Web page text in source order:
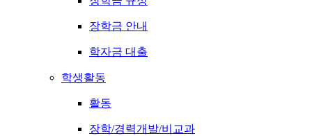
장학금 안내
학자금 대출
학생활동
활동
장학/경력개발/비교과